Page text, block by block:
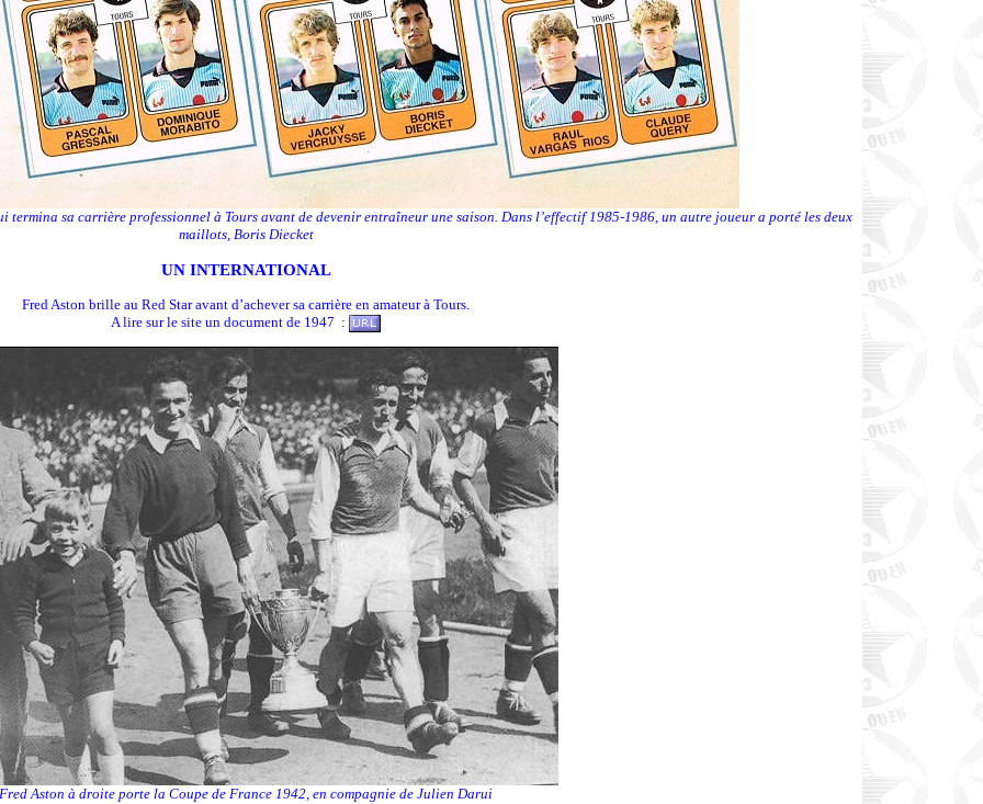
termina sa carrière professionnel à Tours avant de devenir entraîneur une saison. Dans l’effectif 1985-1986, un autre joueur a porté les deux
maillots, Boris Diecket
UN INTERNATIONAL
Fred Aston brille au Red Star avant d’achever sa carrière en amateur à Tours.
A lire sur le site un document de 1947 :
Fred Aston à droite porte la Coupe de France 1942, en compagnie de Julien Darui